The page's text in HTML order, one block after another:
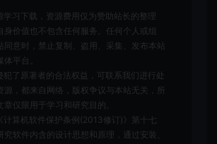
习下载，资源费用仅为赞助站长的整理
身价值也不包含任何服务。任何个人或组
同意时，禁止复制、盗用、采集、发布本站
平台。
了原著者的合法权益，可联系我们进行处
源，都来自网络，版权争议与本站无关，所
仅限用于学习和研究目的。
算机软件保护条例(2013修订)》第十七
究软件内含的设计思想和原理，通过安装、